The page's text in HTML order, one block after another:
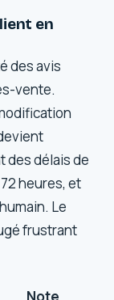
en
des avis
vente.
des délais de
heures, et
Le
frustrant
Note